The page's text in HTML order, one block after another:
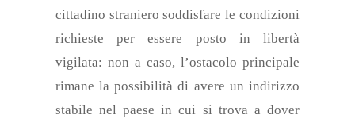
cittadino straniero soddisfare le condizioni
richieste per essere posto in libertà
vigilata: non a caso, l’ostacolo principale
rimane la possibilità di avere un indirizzo
stabile nel paese in cui si trovaa dover